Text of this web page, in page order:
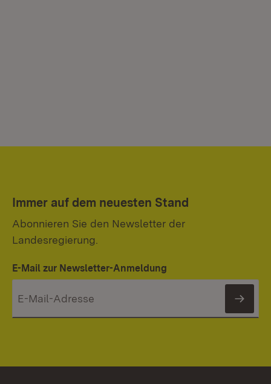
Immer auf dem neuesten Stand
Abonnieren Sie den Newsletter der
Landesregierung.
E-Mail zur Newsletter-Anmeldung